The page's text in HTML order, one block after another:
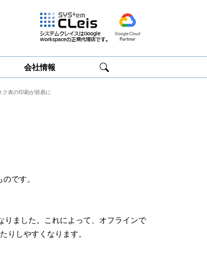
Google
会社情報
ク表の印刷が容易に
です。
りました。これによって、オフラインで
りしやすくなります。